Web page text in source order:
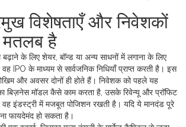
विशेषताएँ और निवेशकों
मतलब है
के लिए शेयर, बॉन्ड या अन्य साधनों में लगानाके लिए
वह IPO के माध्यम से सार्वजनिक निधियाँ प्राप्त करती है। इस
और अवसर दोनों ही होते हैं। निवेशक को पहले यह
बिज़नेस मॉडल कैसे काम करता है, उसके रिवेन्यू और प्रॉफिट
वह इंडस्ट्री में मजबूत पोजिशन रखती है। यदि ये मानदंड पूरे
फायदेमंद हो सकता है।